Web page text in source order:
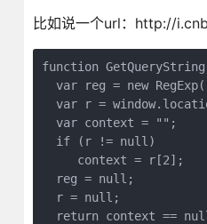
比如说一个url：http://
function
var reg = new
var r =
  var context = "";
  if (r != null)
     context = r[2];
  reg = null;
  r = null;
return context ==